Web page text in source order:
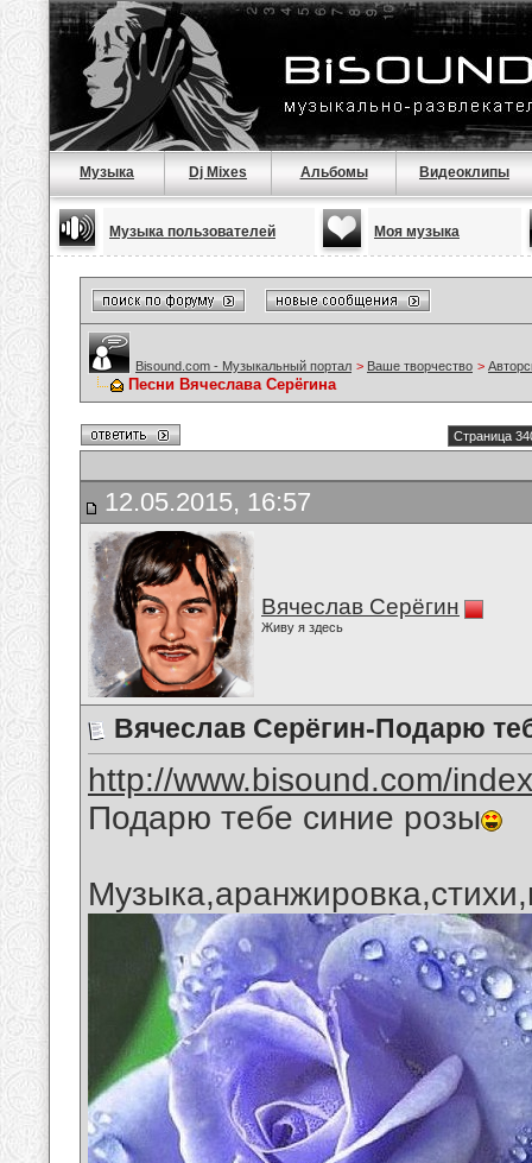
Музыка Dj Mixes Альбомы Видеоклипы
Музыка пользователей Моя музыка
Bisound.com - Музыкальный портал > Ваше творчество >
Песни Вячеслава Серёгина
Страница
12.05.2015, 16:57
Вячеслав Серёгин
Живу я здесь
Вячеслав Серёгин-Подарю
http://www.bisound.com/
Подарю тебе синие розы